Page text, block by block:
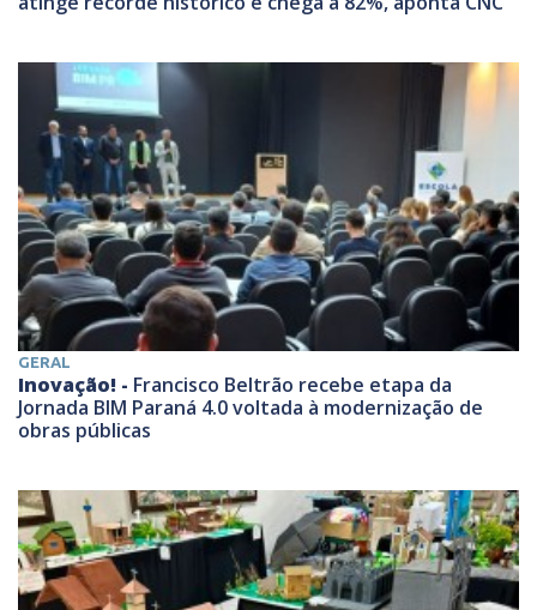
GERAL
Inovação! - Francisco Beltrão recebe etapa da
Jornada BIM Paraná 4.0 voltada à modernização de
obras públicas